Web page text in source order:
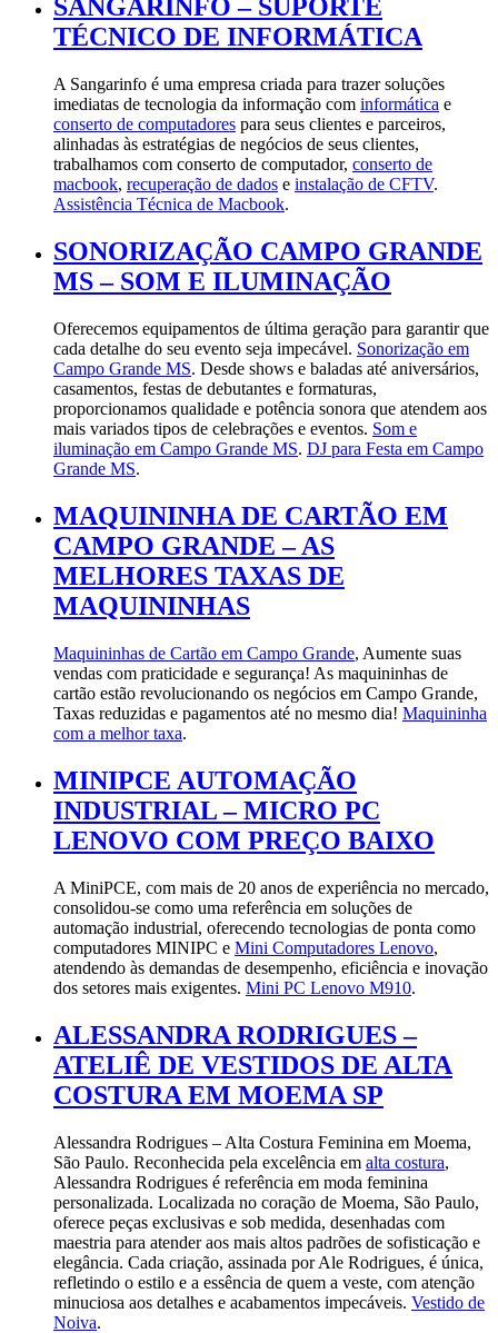
SANGARINFO – SUPORTE
TÉCNICO DE INFORMÁTICA
A Sangarinfo é uma empresa criada para trazer soluções
imediatas de tecnologia da informação com informática e
conserto de computadores para seus clientes e parceiros,
alinhadas às estratégias de negócios de seus clientes,
trabalhamos com conserto de computador, conserto de
macbook, recuperação de dados e instalação de CFTV.
Assistência Técnica de Macbook.
SONORIZAÇÃO CAMPO GRANDE
MS – SOM E ILUMINAÇÃO
Oferecemos equipamentos de última geração para garantir que
cada detalhe do seu evento seja impecável. Sonorização em
Campo Grande MS. Desde shows e baladas até aniversários,
casamentos, festas de debutantes e formaturas,
proporcionamos qualidade e potência sonora que atendem aos
mais variados tipos de celebrações e eventos. Som e
iluminação em Campo Grande MS. DJ para Festa em Campo
Grande MS.
MAQUININHA DE CARTÃO EM
CAMPO GRANDE – AS
MELHORES TAXAS DE
MAQUININHAS
Maquininhas de Cartão em Campo Grande, Aumente suas
vendas com praticidade e segurança! As maquininhas de
cartão estão revolucionando os negócios em Campo Grande,
Taxas reduzidas e pagamentos até no mesmo dia! Maquininha
com a melhor taxa.
MINIPCE AUTOMAÇÃO
INDUSTRIAL – MICRO PC
LENOVO COM PREÇO BAIXO
A MiniPCE, com mais de 20 anos de experiência no mercado,
consolidou-se como uma referência em soluções de
automação industrial, oferecendo tecnologias de ponta como
computadores MINIPC e Mini Computadores Lenovo,
atendendo às demandas de desempenho, eficiência e inovação
dos setores mais exigentes. Mini PC Lenovo M910.
ALESSANDRA RODRIGUES –
ATELIÊ DE VESTIDOS DE ALTA
COSTURA EM MOEMA SP
Alessandra Rodrigues – Alta Costura Feminina em Moema,
São Paulo. Reconhecida pela excelência em alta costura,
Alessandra Rodrigues é referência em moda feminina
personalizada. Localizada no coração de Moema, São Paulo,
oferece peças exclusivas e sob medida, desenhadas com
maestria para atender aos mais altos padrões de sofisticação e
elegância. Cada criação, assinada por Ale Rodrigues, é única,
refletindo o estilo e a essência de quem a veste, com atenção
minuciosa aos detalhes e acabamentos impecáveis. Vestido de
Noiva.